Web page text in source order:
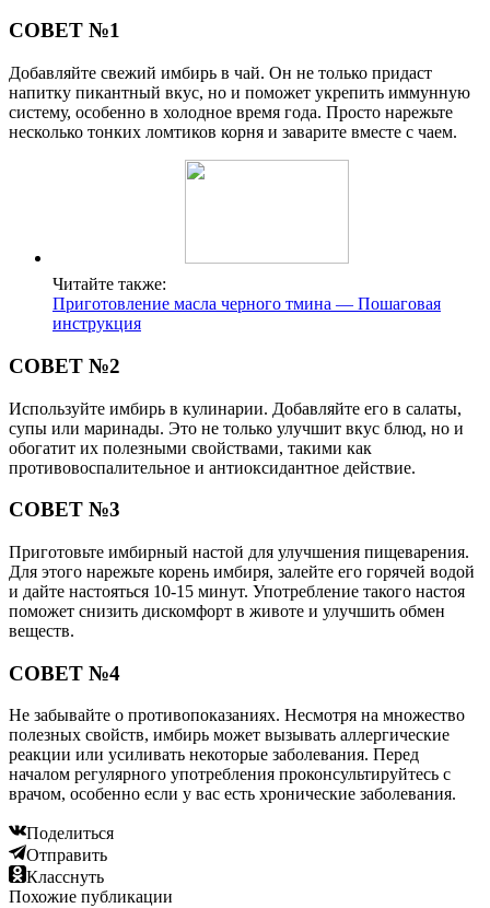
СОВЕТ №1
Добавляйте свежий имбирь в чай. Он не только придаст
напитку пикантный вкус, но и поможет укрепить иммунную
систему, особенно в холодное время года. Просто нарежьте
несколько тонких ломтиков корня и заварите вместе с чаем.
Читайте также:
Приготовление масла черного тмина — Пошаговая
инструкция
СОВЕТ №2
Используйте имбирь в кулинарии. Добавляйте его в салаты,
супы или маринады. Это не только улучшит вкус блюд, но и
обогатит их полезными свойствами, такими как
противовоспалительное и антиоксидантное действие.
СОВЕТ №3
Приготовьте имбирный настой для улучшения пищеварения.
Для этого нарежьте корень имбиря, залейте его горячей водой
и дайте настояться 10-15 минут. Употребление такого настоя
поможет снизить дискомфорт в животе и улучшить обмен
веществ.
СОВЕТ №4
Не забывайте о противопоказаниях. Несмотря на множество
полезных свойств, имбирь может вызывать аллергические
реакции или усиливать некоторые заболевания. Перед
началом регулярного употребления проконсультируйтесь с
врачом, особенно если у вас есть хронические заболевания.
Поделиться
Отправить
Класснуть
Похожие публикации